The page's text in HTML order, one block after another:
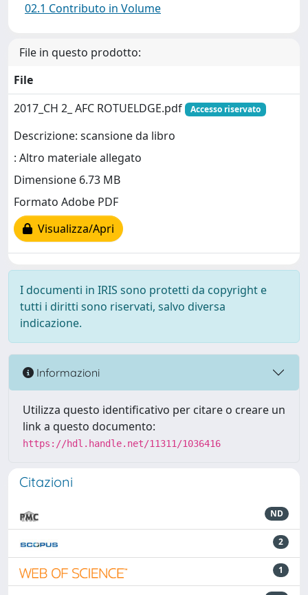
02.1 Contributo in Volume
File in questo prodotto:
File
2017_CH 2_ AFC ROTUELDGE.pdf
Accesso riservato
Descrizione: scansione da libro
: Altro materiale allegato
Dimensione 6.73 MB
Formato Adobe PDF
Visualizza/Apri
I documenti in IRIS sono protetti da copyright e
tutti i diritti sono riservati, salvo diversa
indicazione.
Informazioni
Utilizza questo identificativo per citare o creare un
link a questo documento:
https://hdl.handle.net/11311/1036416
Citazioni
ND
2
1